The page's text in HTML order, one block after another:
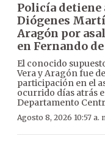
Policía detiene
Diógenes
Aragón por
en Fernando
El conocido
Vera y Aragón fue
participación en el
ocurrido días atrás
Departamento
Agosto 8, 2026 10:57 a.